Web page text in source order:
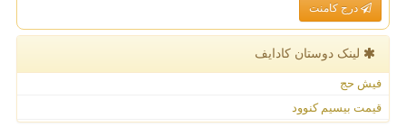
درج کامنت
لینک دوستان كادایف
فیش حج
قیمت بیسیم کنوود